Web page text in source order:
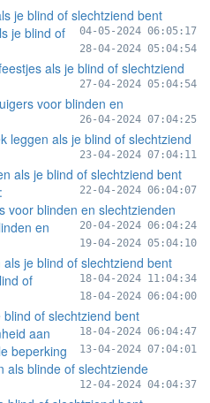
je blind of slechtziend bent
04-05-2024 06:05:17
je blind of
28-04-2024 05:04:54
als je blind of slechtziend
27-04-2024 05:04:54
voor blinden en
26-04-2024 07:04:25
leggen als je blind of slechtziend
23-04-2024 07:04:11
als je blind of slechtziend bent
22-04-2024 06:04:07
voor blinden en slechtzienden
20-04-2024 06:04:24
en
19-04-2024 05:04:10
je blind of slechtziend bent
18-04-2024 11:04:34
of
18-04-2024 06:04:00
of slechtziend bent
18-04-2024 06:04:47
aan
beperking
13-04-2024 07:04:01
als blinde of slechtziende
12-04-2024 04:04:37